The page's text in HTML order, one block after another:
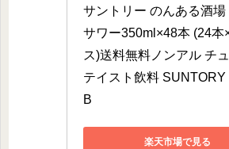
サントリー のんある酒場
サワー350ml×48本 (24本
ス)送料無料ノンアル チ
テイスト飲料 SUNTORY
B
楽天市場で見る